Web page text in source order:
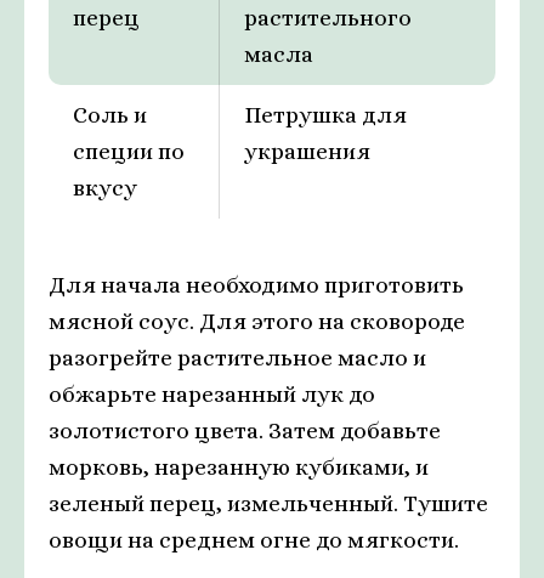
перец
растительного
масла
Соль и
специи по
вкусу
Петрушка для
украшения
Для начала необходимо приготовить
мясной соус. Для этого на сковороде
разогрейте растительное масло и
обжарьте нарезанный лук до
золотистого цвета. Затем добавьте
морковь, нарезанную кубиками, и
зеленый перец, измельченный. Тушите
овощи на среднем огне до мягкости.